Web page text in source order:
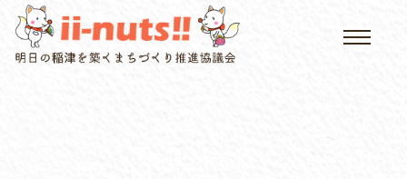
HOME